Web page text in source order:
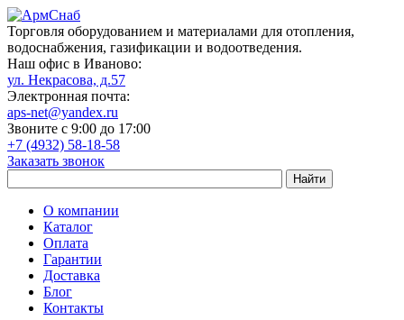
Торговля оборудованием и материалами для отопления,
водоснабжения, газификации и водоотведения.
Наш офис в Иваново:
ул. Некрасова, д.57
Электронная почта:
aps-net@yandex.ru
Звоните с 9:00 до 17:00
+7 (4932) 58-18-58
Заказать звонок
О компании
Каталог
Оплата
Гарантии
Доставка
Блог
Контакты